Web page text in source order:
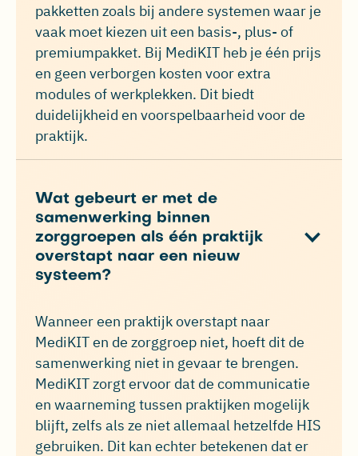
pakketten zoals bij andere systemen waar je
vaak moet kiezen uit een basis-, plus- of
premiumpakket. Bij MediKIT heb je één prijs
en geen verborgen kosten voor extra
modules of werkplekken. Dit biedt
duidelijkheid en voorspelbaarheid voor de
praktijk.
Wat gebeurt er met de
samenwerking binnen
zorggroepen als één praktijk
overstapt naar een nieuw
systeem?
Wanneer een praktijk overstapt naar
MediKIT en de zorggroep niet, hoeft dit de
samenwerking niet in gevaar te brengen.
MediKIT zorgt ervoor dat de communicatie
en waarneming tussen praktijken mogelijk
blijft, zelfs als ze niet allemaal hetzelfde HIS
gebruiken. Dit kan echter betekenen dat er